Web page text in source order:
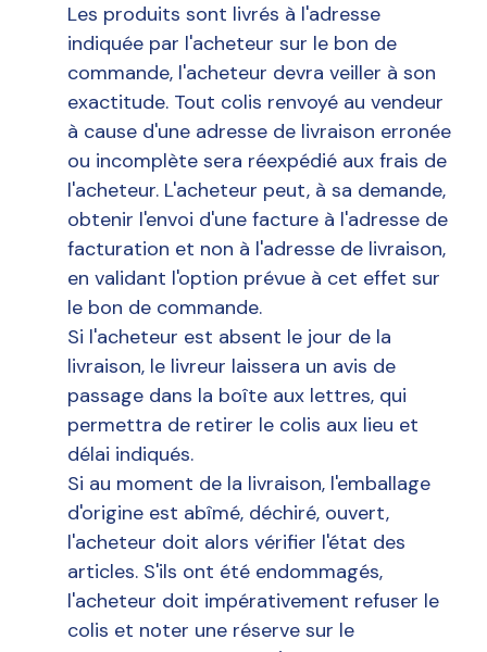
Les produits sont livrés à l'adresse
indiquée par l'acheteur sur le bon de
commande, l'acheteur devra veiller à son
exactitude. Tout colis renvoyé au vendeur
à cause d'une adresse de livraison erronée
ou incomplète sera réexpédié aux frais de
l'acheteur. L'acheteur peut, à sa demande,
obtenir l'envoi d'une facture à l'adresse de
facturation et non à l'adresse de livraison,
en validant l'option prévue à cet effet sur
le bon de commande.
Si l'acheteur est absent le jour de la
livraison, le livreur laissera un avis de
passage dans la boîte aux lettres, qui
permettra de retirer le colis aux lieu et
délai indiqués.
Si au moment de la livraison, l'emballage
d'origine est abîmé, déchiré, ouvert,
l'acheteur doit alors vérifier l'état des
articles. S'ils ont été endommagés,
l'acheteur doit impérativement refuser le
colis et noter une réserve sur le